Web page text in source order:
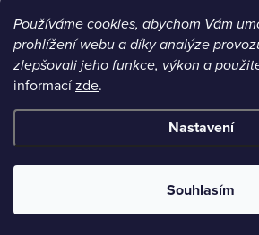
Používáme cookies, abychom Vám
prohlížení webu a díky analýze
zlepšovali jeho funkce, výkon a
informacízde.
Nastavení
Souhlasím
Informace
Blog
Instagram
Copyright 2026HUDEBNIKUM.CZ.